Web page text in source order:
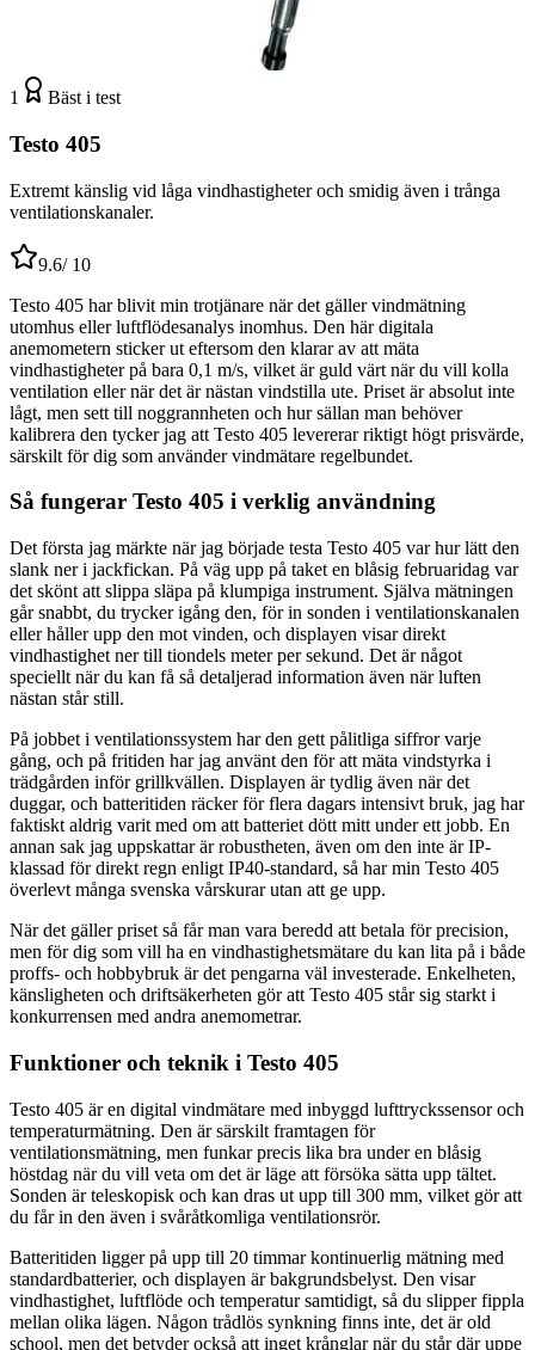
1 Bäst i test
Testo 405
Extremt känslig vid låga vindhastigheter och smidig även i trånga
ventilationskanaler.
9.6/ 10
Testo 405 har blivit min trotjänare när det gäller vindmätning
utomhus eller luftflödesanalys inomhus. Den här digitala
anemometern sticker ut eftersom den klarar av att mäta
vindhastigheter på bara 0,1 m/s, vilket är guld värt när du vill kolla
ventilation eller när det är nästan vindstilla ute. Priset är absolut inte
lågt, men sett till noggrannheten och hur sällan man behöver
kalibrera den tycker jag att Testo 405 levererar riktigt högt prisvärde,
särskilt för dig som använder vindmätare regelbundet.
Så fungerar Testo 405 i verklig användning
Det första jag märkte när jag började testa Testo 405 var hur lätt den
slank ner i jackfickan. På väg upp på taket en blåsig februaridag var
det skönt att slippa släpa på klumpiga instrument. Själva mätningen
går snabbt, du trycker igång den, för in sonden i ventilationskanalen
eller håller upp den mot vinden, och displayen visar direkt
vindhastighet ner till tiondels meter per sekund. Det är något
speciellt när du kan få så detaljerad information även när luften
nästan står still.
På jobbet i ventilationssystem har den gett pålitliga siffror varje
gång, och på fritiden har jag använt den för att mäta vindstyrka i
trädgården inför grillkvällen. Displayen är tydlig även när det
duggar, och batteritiden räcker för flera dagars intensivt bruk, jag har
faktiskt aldrig varit med om att batteriet dött mitt under ett jobb. En
annan sak jag uppskattar är robustheten, även om den inte är IP-
klassad för direkt regn enligt IP40-standard, så har min Testo 405
överlevt många svenska vårskurar utan att ge upp.
När det gäller priset så får man vara beredd att betala för precision,
men för dig som vill ha en vindhastighetsmätare du kan lita på i både
proffs- och hobbybruk är det pengarna väl investerade. Enkelheten,
känsligheten och driftsäkerheten gör att Testo 405 står sig starkt i
konkurrensen med andra anemometrar.
Funktioner och teknik i Testo 405
Testo 405 är en digital vindmätare med inbyggd lufttryckssensor och
temperaturmätning. Den är särskilt framtagen för
ventilationsmätning, men funkar precis lika bra under en blåsig
höstdag när du vill veta om det är läge att försöka sätta upp tältet.
Sonden är teleskopisk och kan dras ut upp till 300 mm, vilket gör att
du får in den även i svåråtkomliga ventilationsrör.
Batteritiden ligger på upp till 20 timmar kontinuerlig mätning med
standardbatterier, och displayen är bakgrundsbelyst. Den visar
vindhastighet, luftflöde och temperatur samtidigt, så du slipper fippla
mellan olika lägen. Någon trådlös synkning finns inte, det är old
school, men det betyder också att inget krånglar när du står där uppe